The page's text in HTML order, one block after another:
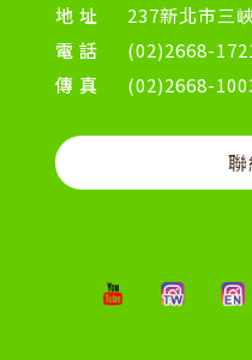
地址
237新北市三
電話
(02)2668-
傳真
(02)2668-